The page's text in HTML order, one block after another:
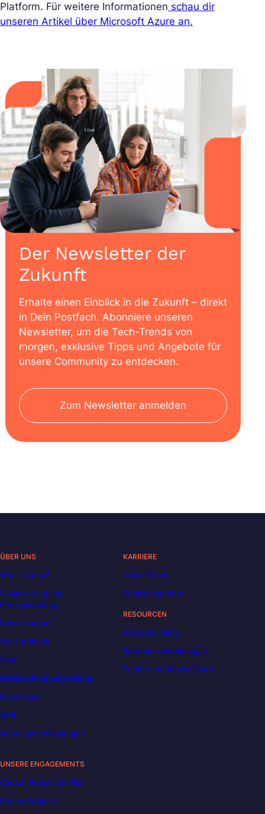
Platform. Für weitere Informationen schau dir
unseren Artikel über Microsoft Azure an.
Der Newsletter der
Zukunft
Erhalte einen Einblick in die Zukunft – direkt
in Dein Postfach. Abonniere unseren
Newsletter, um die Tech-Trends von
morgen, exklusive Tipps und Angebote für
unsere Community zu entdecken.
Zum Newsletter anmelden
ÜBER UNS
Wer ist Liora?
Finanzierung und
Preisgestaltung
Bewertungen
Hausordnung
FAQ
Datenschutzverordnung
Impressum
AGB
Nutzungsbedingungen
KARRIERE
Unser Team
Stellenangebote
RESOURCEN
Decoded | Blog
Berufsbeschreibungen
DataScientest wird Liora
UNSERE ENGAGEMENTS
Carbon Reduction Plan
Barrierefreiheit